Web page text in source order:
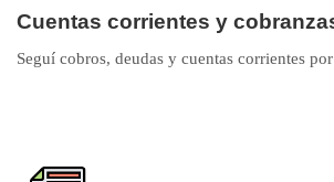
Cuentas corrientes y
Seguí cobros, deudas y cuentas corrientes